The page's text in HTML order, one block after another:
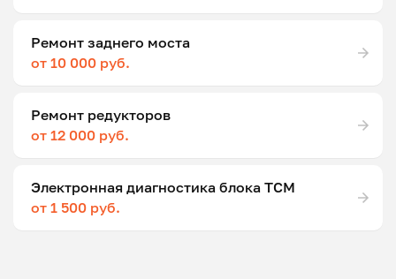
Ремонт заднего моста
от 10 000 руб.
Ремонт редукторов
от 12 000 руб.
Электронная диагностика блока ТСМ
от 1 500 руб.